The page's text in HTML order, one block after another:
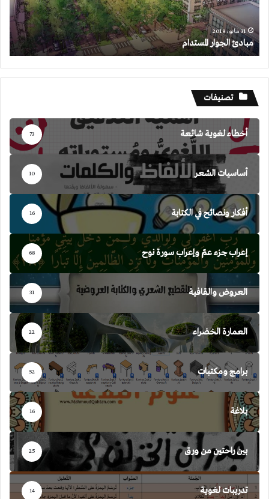
31 مايو، 2019
مبادئ الجوار المستدام
تصنيفات
أخطاء لغوية شائعة 73
أساسيات الشعر 10
أفكار ونصائح في الكتابة 16
إعراب جزء عمّ وإعراب سورة نوح 68
العروض والقافية 31
العمارة الخضراء 22
برامج ومكتبات 52
بلاغة 16
بين راحتين من ورق 25
تدريبات لغوية 14